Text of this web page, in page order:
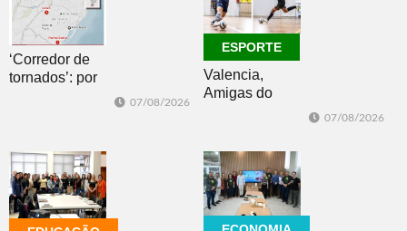
‘Corredor de
tornados’: por
favorável ao
fenômeno
07/08/2026
ESPORTE
Valencia,
Amigas do
vencem no
futsal
07/08/2026